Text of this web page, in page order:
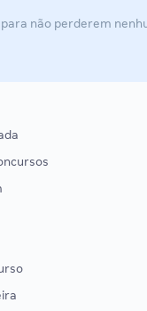
para não perderem